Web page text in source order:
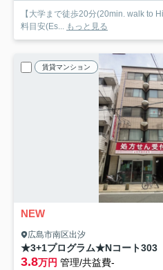
【大学まで徒歩20分(20min. walk to
料目安(Es... もっと見る
賃貸マンション
NEW
広島市南区出汐
★3+1プログラム★Nコート303
3.8万円 管理/共益費-